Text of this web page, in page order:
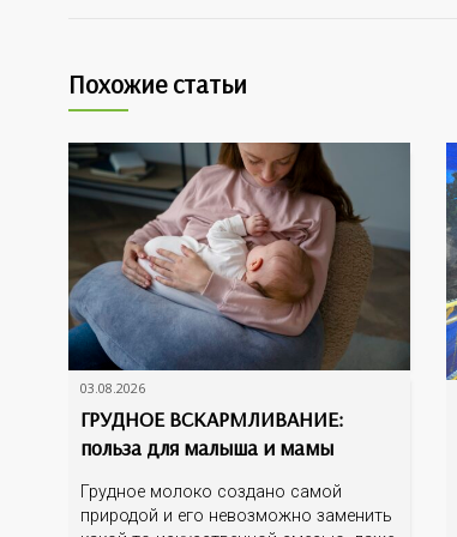
Похожие статьи
03.08.2026
ГРУДНОЕ ВСКАРМЛИВАНИЕ:
польза для малыша и мамы
Грудное молоко создано самой
природой и его невозможно заменить